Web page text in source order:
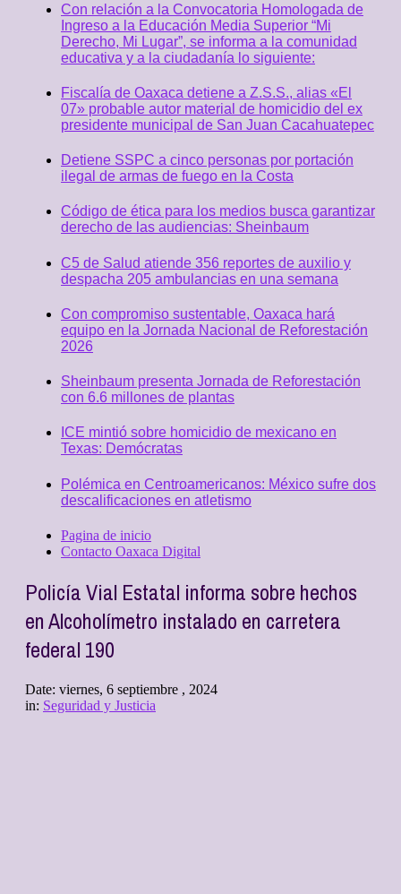
Con relación a la Convocatoria Homologada de
Ingreso a la Educación Media Superior “Mi
Derecho, Mi Lugar”, se informa a la comunidad
educativa y a la ciudadanía lo siguiente:
Fiscalía de Oaxaca detiene a Z.S.S., alias «El
07» probable autor material de homicidio del ex
presidente municipal de San Juan Cacahuatepec
Detiene SSPC a cinco personas por portación
ilegal de armas de fuego en la Costa
Código de ética para los medios busca garantizar
derecho de las audiencias: Sheinbaum
C5 de Salud atiende 356 reportes de auxilio y
despacha 205 ambulancias en una semana
Con compromiso sustentable, Oaxaca hará
equipo en la Jornada Nacional de Reforestación
2026
Sheinbaum presenta Jornada de Reforestación
con 6.6 millones de plantas
ICE mintió sobre homicidio de mexicano en
Texas: Demócratas
Polémica en Centroamericanos: México sufre dos
descalificaciones en atletismo
Pagina de inicio
Contacto Oaxaca Digital
Policía Vial Estatal informa sobre hechos
en Alcoholímetro instalado en carretera
federal 190
Date: viernes, 6 septiembre , 2024
in: Seguridad y Justicia